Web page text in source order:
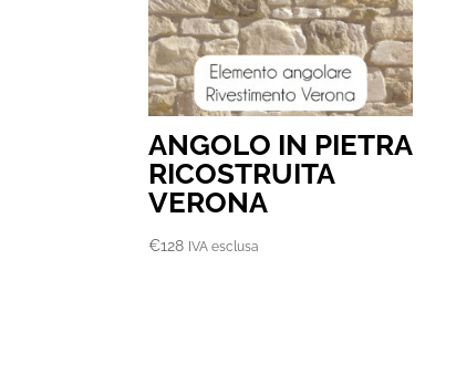
ANGOLO IN PIETRA
RICOSTRUITA
VERONA
€128 IVA esclusa